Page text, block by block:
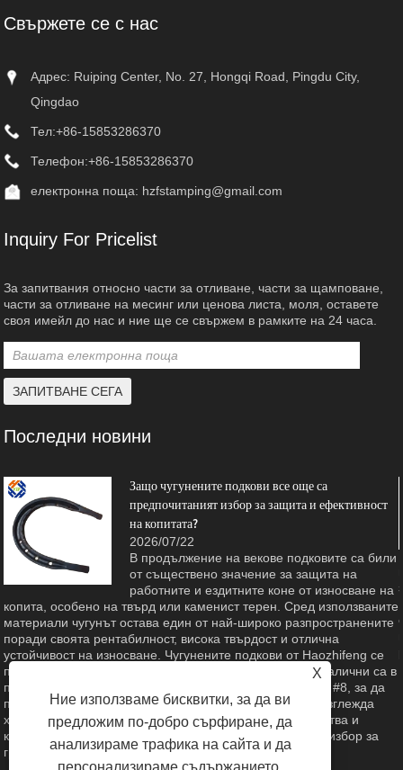
Свържете се с нас
Адрес: Ruiping Center, No. 27, Hongqi Road, Pingdu City,
Qingdao
Тел:+86-15853286370
Телефон:+86-15853286370
електронна поща: hzfstamping@gmail.com
Inquiry For Pricelist
За запитвания относно части за отливане, части за щамповане,
части за отливане на месинг или ценова листа, моля, оставете
своя имейл до нас и ние ще се свържем в рамките на 24 часа.
Последни новини
Защо чугунените подкови все още са
предпочитаният избор за защита и ефективност
на копитата?
2026/07/22
В продължение на векове подковите са били
от съществено значение за защита на
работните и ездитните коне от износване на
копита, особено на твърд или каменист терен. Сред използваните
материали чугунът остава един от най-широко разпространените
поради своята рентабилност, висока твърдост и отлична
устойчивост на износване. Чугунените подкови от Haozhifeng се
произвеждат с помощта на зрели процеси на леене, налични са в
предни и задни стилове с размери, вариращи от #2 до #8, за да
поемат различни размери на копитата. Тази статия разглежда
характеристиките на продукта, материалните предимства и
качеството на производство, което го прави надежден избор за
грижа за конете, селското стопанство и конния спорт.
X
Ние използваме бисквитки, за да ви
предложим по-добро сърфиране, да
анализираме трафика на сайта и да
персонализираме съдържанието.